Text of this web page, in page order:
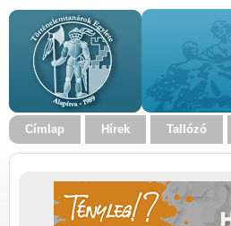
Címlap Hírek Tallózó